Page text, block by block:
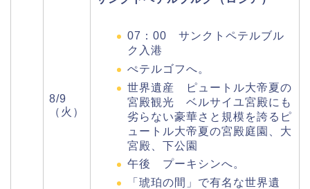
8/9
（火）
07：00 サンクトペテルブル
ク入港
ぺテルゴフへ。
世界遺産 ピュートル大帝夏の
宮殿観光 ベルサイユ宮殿にも
劣らない豪華さと規模を誇るピ
ュートル大帝夏の宮殿庭園、大
宮殿、下公園
午後 プーキシンへ。
「琥珀の間」で有名な世界遺